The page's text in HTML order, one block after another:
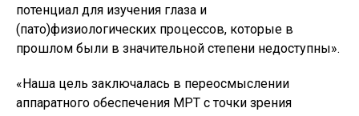
потенциал для изучения глаза и
(пато)физиологических процессов, которые в
прошлом были в значительной степени недоступны».
«Наша цель заключалась в переосмыслении
аппаратного обеспечения МРТ с точки зрения